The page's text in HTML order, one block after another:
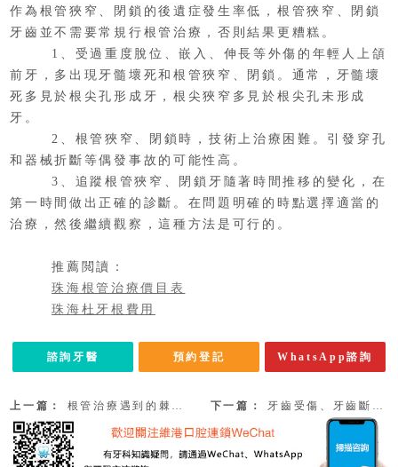
作為根管狹窄、閉鎖的後遺症發生率低，根管狹窄、閉鎖
牙齒並不需要常規行根管治療，否則結果更糟糕。
1、受過重度脫位、嵌入、伸長等外傷的年輕人上頜
前牙，多出現牙髓壞死和根管狹窄、閉鎖。通常，牙髓壞
死多見於根尖孔形成牙，根尖狹窄多見於根尖孔未形成
牙。
2、根管狹窄、閉鎖時，技術上治療困難。引發穿孔
和器械折斷等偶發事故的可能性高。
3、追蹤根管狹窄、閉鎖牙隨著時間推移的變化，在
第一時間做出正確的診斷。在問題明確的時點選擇適當的
治療，然後繼續觀察，這種方法是可行的。
推薦閲讀：
珠海根管治療價目表
珠海杜牙根費用
諮詢牙醫 預約登記 WhatsApp諮詢
上一篇： 根管治療遇到的棘手問題 下一篇： 牙齒受傷、牙齒斷裂應該怎麽辦呢？